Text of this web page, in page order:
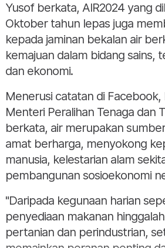
Yusof berkata, AIR2024 yang
Oktober tahun lepas juga
kepada jaminan bekalan air
kemajuan dalam bidang sains,
dan ekonomi.
Menerusi catatan di Facebook,
Menteri Peralihan Tenaga dan
berkata, air merupakan
amat berharga, menyokong
manusia, kelestarian alam
pembangunan sosioekonomi
"Daripada kegunaan harian
penyediaan makanan
pertanian dan perindustrian,